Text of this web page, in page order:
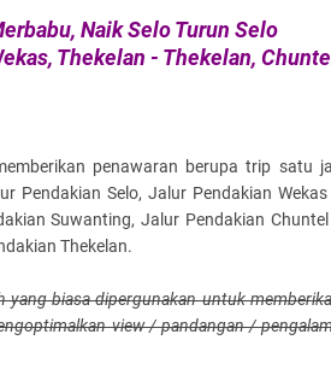
Naik Selo Turun Selo
Thekelan - Thekelan,
penawaran berupa trip satu
Pendakian Selo, Jalur Pendakian
Suwanting, Jalur Pendakian
Thekelan.
yang biasa dipergunakan untuk
view / pandangan /